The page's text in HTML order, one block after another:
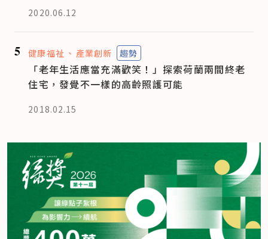
2020.06.12
5 健康福祉 產業創新 趨勢
「老年生活應當充滿歡笑！」探索荷蘭兩間終老
住宅，發覺不一樣的高齡照護可能
2018.02.15